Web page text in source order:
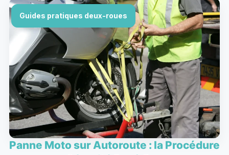
Guides pratiques deux-roues
Panne Moto sur Autoroute : la Procédure